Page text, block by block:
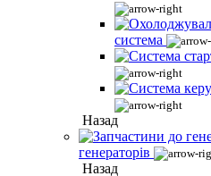
система
Назад
генераторів
Назад